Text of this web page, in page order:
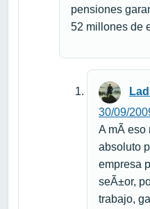
pensiones
52 millones de
30/09/
A mÃ­ eso
absoluto
empresa
seÃ±or,
trabajo,